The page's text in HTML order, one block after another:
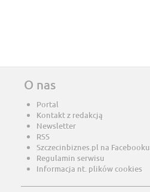
O nas
Portal
Kontakt z redakcją
Newsletter
RSS
Szczecinbiznes.pl na Facebooku
Regulamin serwisu
Informacja nt. plików cookies